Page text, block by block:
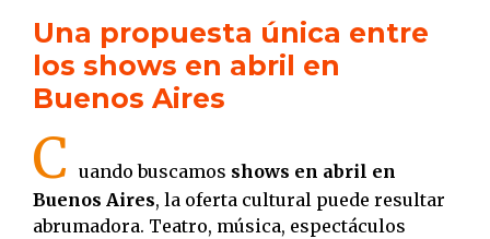
Una propuesta única entre
los shows en abril en
Buenos Aires
C uando buscamos shows en abril en
Buenos Aires, la oferta cultural puede resultar
abrumadora. Teatro, música, espectáculos